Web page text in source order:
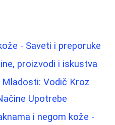
- Saveti i preporuke
proizvodi i iskustva
Vodič Kroz
Upotrebe
i negom kože -